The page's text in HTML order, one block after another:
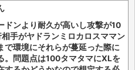
ドンより耐久が高いし攻撃が10
手がヤドランミロカロスママン
で環境にそれらが蔓延った際に
。問題点は100タマタマにXLを